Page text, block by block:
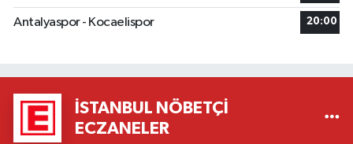
Antalyaspor - Kocaelispor 20:00
İSTANBUL NÖBETÇI
ECZANELER